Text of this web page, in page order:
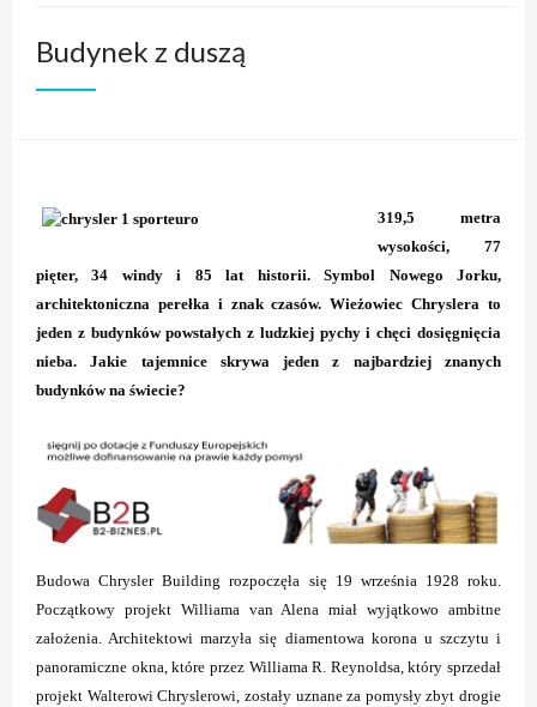
Budynek z duszą
319,5 metra
wysokości, 77
pięter, 34 windy i 85 lat historii. Symbol Nowego Jorku,
architektoniczna perełka i znak czasów. Wieżowiec Chryslera to
jeden z budynków powstałych z ludzkiej pychy i chęci dosięgnięcia
nieba. Jakie tajemnice skrywa jeden z najbardziej znanych
budynków na świecie?
Budowa Chrysler Building rozpoczęła się 19 września 1928 roku.
Początkowy projekt Williama van Alena miał wyjątkowo ambitne
założenia. Architektowi marzyła się diamentowa korona u szczytu i
panoramiczne okna, które przez Williama R. Reynoldsa, który sprzedał
projekt Walterowi Chryslerowi, zostały uznane za pomysły zbyt drogie